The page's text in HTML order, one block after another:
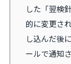
した「翌検
的に変更さ
し込んだ後
ールで通知